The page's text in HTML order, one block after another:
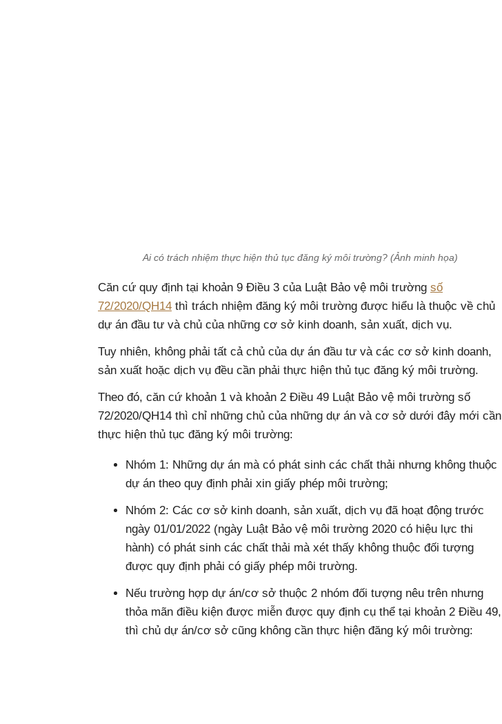
Ai có trách nhiệm thực hiện thủ tục đăng ký môi trường? (Ảnh minh họa)
Căn cứ quy định tại khoản 9 Điều 3 của Luật Bảo vệ môi trường số
72/2020/QH14 thì trách nhiệm đăng ký môi trường được hiểu là thuộc về chủ
dự án đầu tư và chủ của những cơ sở kinh doanh, sản xuất, dịch vụ.
Tuy nhiên, không phải tất cả chủ của dự án đầu tư và các cơ sở kinh doanh,
sản xuất hoặc dịch vụ đều cần phải thực hiện thủ tục đăng ký môi trường.
Theo đó, căn cứ khoản 1 và khoản 2 Điều 49 Luật Bảo vệ môi trường số
72/2020/QH14 thì chỉ những chủ của những dự án và cơ sở dưới đây mới cần
thực hiện thủ tục đăng ký môi trường:
Nhóm 1: Những dự án mà có phát sinh các chất thải nhưng không thuộc
dự án theo quy định phải xin giấy phép môi trường;
Nhóm 2: Các cơ sở kinh doanh, sản xuất, dịch vụ đã hoạt động trước
ngày 01/01/2022 (ngày Luật Bảo vệ môi trường 2020 có hiệu lực thi
hành) có phát sinh các chất thải mà xét thấy không thuộc đối tượng
được quy định phải có giấy phép môi trường.
Nếu trường hợp dự án/cơ sở thuộc 2 nhóm đối tượng nêu trên nhưng
thỏa mãn điều kiện được miễn được quy định cụ thể tại khoản 2 Điều 49,
thì chủ dự án/cơ sở cũng không cần thực hiện đăng ký môi trường: